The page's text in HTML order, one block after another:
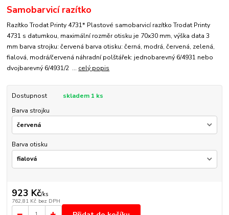
Samobarvicí razítko
Razítko Trodat Printy 4731* Plastové samobarvicí razítko Trodat Printy
4731 s datumkou, maximální rozměr otisku je 70x30 mm, výška data 3
mm barva strojku: červená barva otisku: černá, modrá, červená, zelená,
fialová, modrá/červená náhradní polštářek: jednobarevný 6/4931 nebo
dvojbarevný 6/4931/2 ... celý popis
Dostupnost
skladem 1 ks
Barva strojku
Barva otisku
923 Kč/ks
762,81 Kč bez DPH